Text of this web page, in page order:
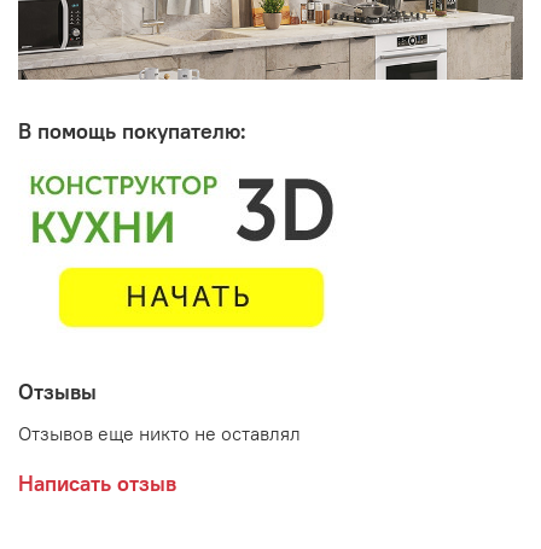
В помощь покупателю:
Отзывы
Отзывов еще никто не оставлял
Написать отзыв